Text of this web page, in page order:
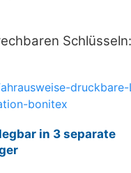
Schlüsseln:
in 3 separate